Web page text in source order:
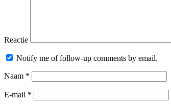
Reactie
Notify me of follow-up comments by email.
Naam *
E-mail *